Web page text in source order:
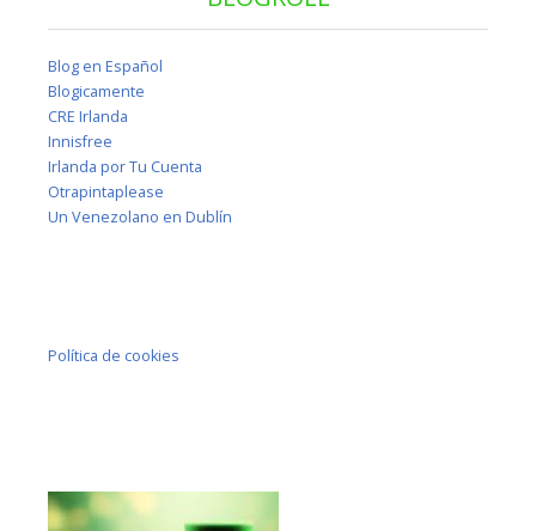
Blog en Español
Blogicamente
CRE Irlanda
Innisfree
Irlanda por Tu Cuenta
Otrapintaplease
Un Venezolano en Dublín
Política de cookies